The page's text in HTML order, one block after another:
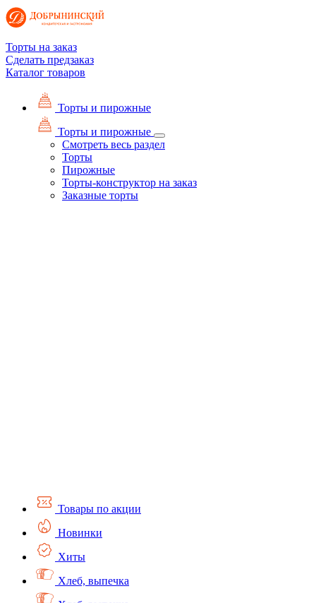
Торты на заказ
Сделать предзаказ
Каталог товаров
Торты и пирожные
Торты и пирожные
Смотреть весь раздел
Торты
Пирожные
Торты-конструктор на заказ
Заказные торты
Товары по акции
Новинки
Хиты
Хлеб, выпечка